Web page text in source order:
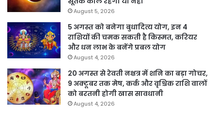
August 5, 2026
5 अगस्त को बनेगा बुधादित्य योग, इन 4
राशियों की चमक सकती है किस्मत, करियर
और धन लाभ के बनेंगे प्रबल योग
August 4, 2026
20 अगस्त से रेवती नक्षत्र में शनि का बड़ा गोचर,
9 अक्टूबर तक मेष, कर्क और वृश्चिक राशि वालों
को बरतनी होगी खास सावधानी
August 4, 2026